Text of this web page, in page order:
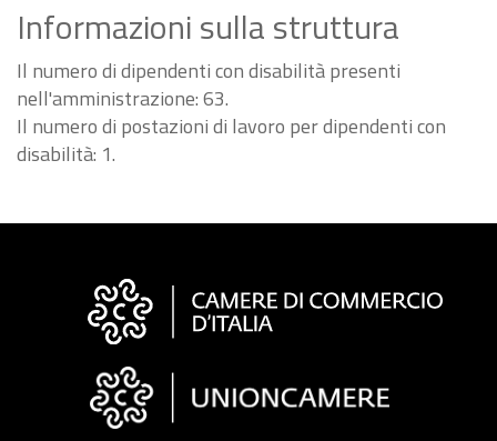
Informazioni sulla struttura
Il numero di dipendenti con disabilità presenti
nell'amministrazione: 63.
Il numero di postazioni di lavoro per dipendenti con
disabilità: 1.
Informazioni
"Fattura